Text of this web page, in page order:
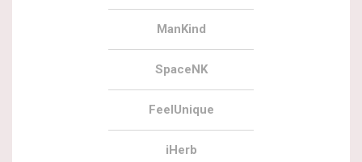
ManKind
SpaceNK
FeelUnique
iHerb